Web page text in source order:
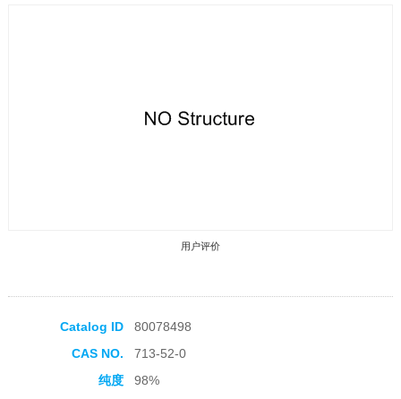
用户评价
Catalog ID
80078498
CAS NO.
713-52-0
纯度
98%